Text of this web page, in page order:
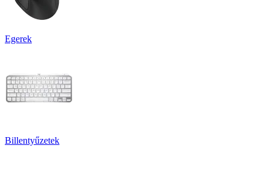
Egerek
Billentyűzetek